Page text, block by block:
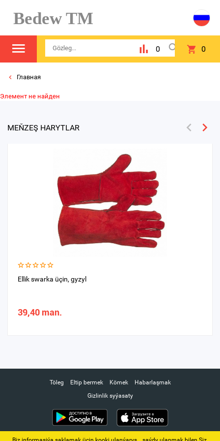
Bedew TM
0 0
Главная
Элемент не найден
MEŇZEŞ HARYTLAR
Ellik swarka üçin, gyzyl
39,40 man.
Töleg Eltip bermek Kömek
Habarlaşmak
Gizlinlik syýasaty